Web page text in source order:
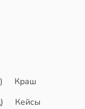
Краш
Кейсы